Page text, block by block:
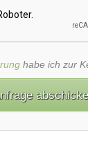
habe ich zur